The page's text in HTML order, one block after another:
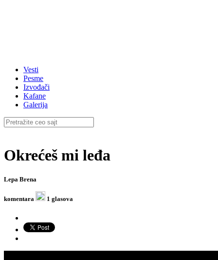
Vesti
Pesme
Izvođači
Kafane
Galerija
Okrećeš mi leđa
Lepa Brena
komentara 1 glasova